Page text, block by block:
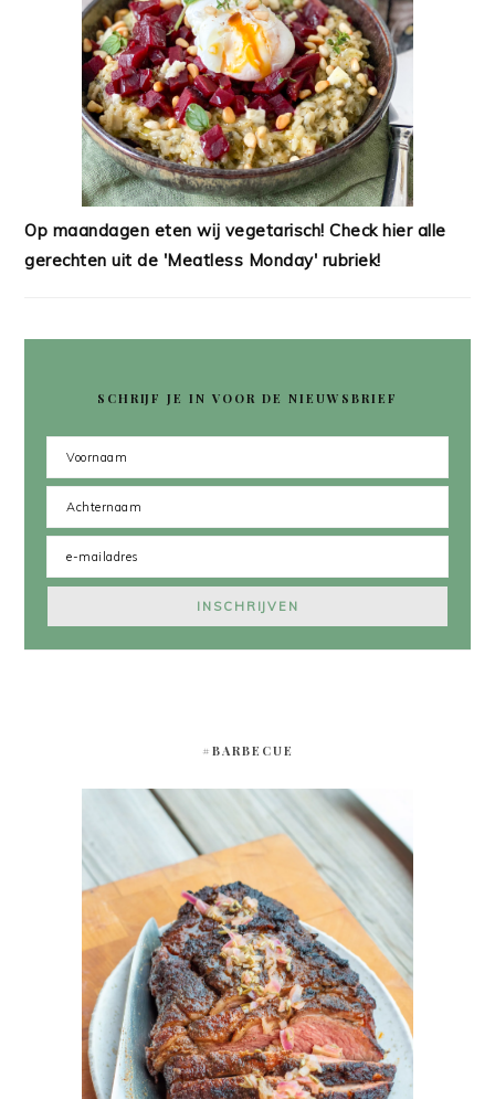
Op maandagen eten wij vegetarisch! Check hier alle
gerechten uit de 'Meatless Monday' rubriek!
SCHRIJF JE IN VOOR DE NIEUWSBRIEF
#BARBECUE